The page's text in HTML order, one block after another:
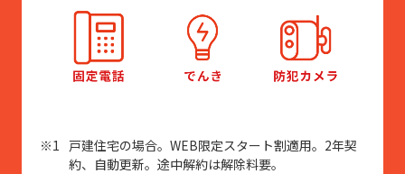
戸建住宅の場合。WEB限定スタート割適用。2年契
約、自動更新。途中解約は解除料要。